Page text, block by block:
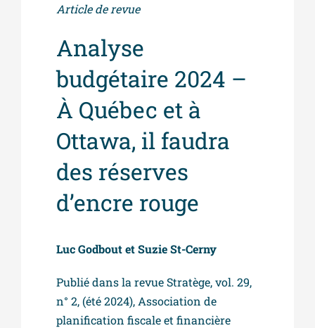
Article de revue
Analyse
budgétaire 2024 –
À Québec et à
Ottawa, il faudra
des réserves
d’encre rouge
Luc Godbout et Suzie St-Cerny
Publié dans la revue Stratège, vol. 29,
n° 2, (été 2024), Association de
planification fiscale et financière